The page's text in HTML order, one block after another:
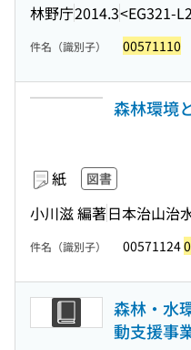
林野庁2014.3<EG321-
件名（識別子） 00571110
森林環境
紙 図書
小川滋 編著日本治山治
件名（識別子） 00571124
森林・水
動支援事